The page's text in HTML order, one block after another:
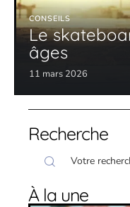
CONSEILS
Le
âges
11 mars 2026
Recherche
À la une